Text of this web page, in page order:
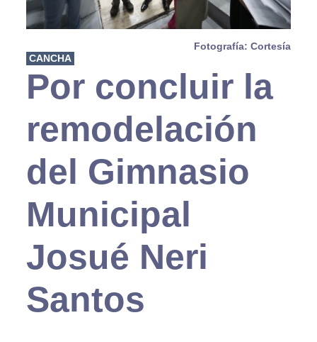
Fotografía: Cortesía
CANCHA
Por concluir la
remodelación
del Gimnasio
Municipal
Josué Neri
Santos